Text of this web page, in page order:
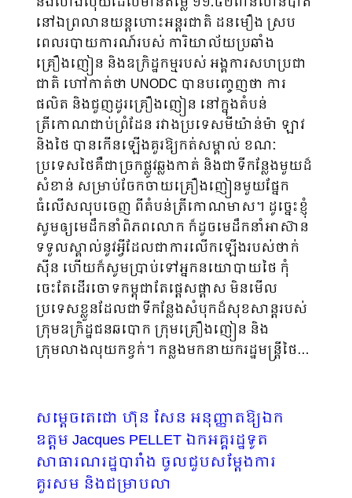
នៅឯព្រលានយន្តហោះអន្តរជាតិ ដនមឿង ស្រប
ពេលរបាយការណ៍របស់ ការិយាល័យប្រឆាំង
គ្រឿងញៀន និងឧក្រិដ្ឋកម្មរបស់ អង្គការសហប្រជា
ជាតិ ​ហៅកាត់ថា UNODC បានបញ្ចេញថា ការ
ផលិត និងជួញដូរគ្រឿងញៀន នៅក្នុងតំបន់
ត្រីកោណជាប់ព្រំដែន រវាងប្រទេសមីយ៉ាន់ម៉ា ឡាវ
និងថៃ បានកើនឡើងគួរឱ្យកត់សម្គាល់ ខណៈ
ប្រទេសថៃគឺជាច្រកផ្លូវឆ្លងកាត់ និងជាទីកន្លែងមួយដ៏
សំខាន់ សម្រាប់ចែកចាយគ្រឿងញៀនមួយផ្នែក
ធំលើសលុបចេញ ពីតំបន់ត្រីកោណមាស។ ដូច្នេះខ្ញុំ
សូមឲ្យមេដឹកនាំពិភពលោក ក៏ដូចមេដឹកនាំអាស៊ាន
ទទួលស្គាល់នូវអ្វីដែលជាការលើកឡើងរបស់ថាក់
ស៊ីន ហើយក៏សូមប្រាប់ទៅអ្នកនយោបាយថៃ កុំ
ចេះតែដើរចោទកម្ពុជាតែផ្តេសផ្តាស មិនមើល
ប្រទេសខ្លួនដែលជាទីកន្លែងសំបុកដ៏សុខសាន្តរបស់
ក្រុមឧក្រិដ្ឋជនឆបោក ក្រុមគ្រឿងញៀន និង
ក្រុមលាងលុយកខ្វក់។ កន្លងមកនាយករដ្ឋមន្ត្រីថៃ…
សម្ដេចតេជោ ហ៊ុន សែន អនុញ្ញាតឱ្យឯក
ឧត្តម Jacques PELLET ឯកអគ្គរដ្ឋទូត
សាធារណរដ្ឋបារាំង ចូលជួបសម្ដែងការ
គួរសម និងជម្រាបលា